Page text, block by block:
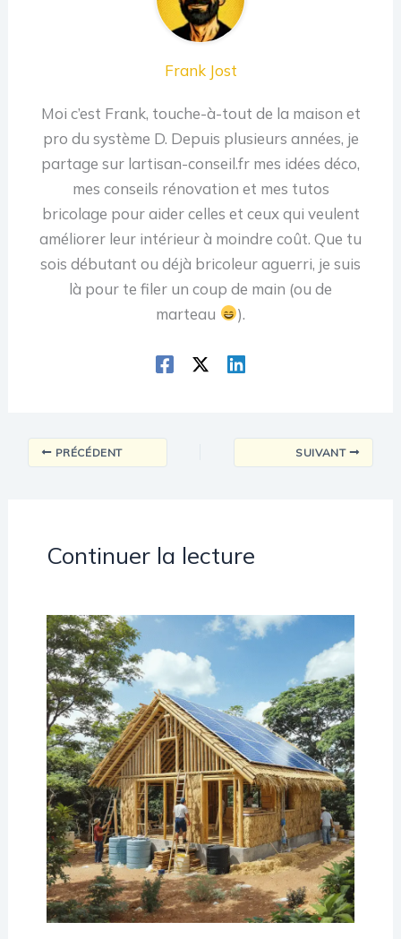
Frank Jost
Moi c’est Frank, touche-à-tout de la maison et
pro du système D. Depuis plusieurs années, je
partage sur lartisan-conseil.fr mes idées déco,
mes conseils rénovation et mes tutos
bricolage pour aider celles et ceux qui veulent
améliorer leur intérieur à moindre coût. Que tu
sois débutant ou déjà bricoleur aguerri, je suis
là pour te filer un coup de main (ou de
marteau
).
PRÉCÉDENT SUIVANT
Continuer la lecture